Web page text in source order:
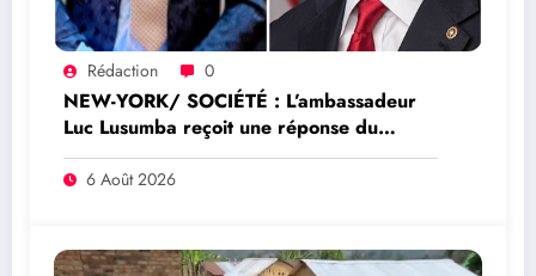
Rédaction 0
NEW-YORK/ SOCIÉTÉ : L’ambassadeur
Luc Lusumba reçoit une réponse du
sénateur Rick Scott sur la protection du
programme Medicaid
6 Août 2026